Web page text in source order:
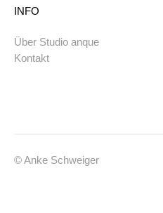
INFO
Über Studio anque
Kontakt
© Anke Schweiger